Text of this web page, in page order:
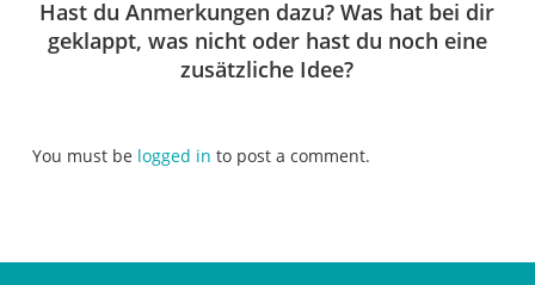
Hast du Anmerkungen dazu? Was hat bei dir
geklappt, was nicht oder hast du noch eine
zusätzliche Idee?
You must be logged in to post a comment.